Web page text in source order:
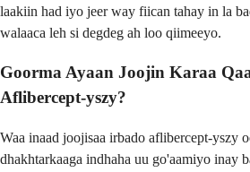
laakiin had iyo jeer way fiican tahay in la
walaaca leh si degdeg ah loo qiimeeyo.
Goorma Ayaan Joojin Karaa
Aflibercept-yszy?
Waa inaad joojisaa irbado aflibercept-yszy
dhakhtarkaaga indhaha uu go'aamiyo inay